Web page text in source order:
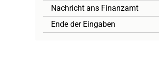
Nachricht ans Finanzamt
Ende der Eingaben